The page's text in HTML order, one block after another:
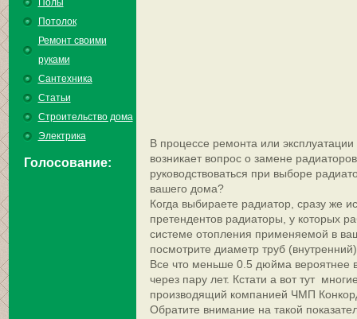
Полы
Потолок
Ремонт своими
руками
Сантехника
Статьи
Строительство дома
Электрика
Голосование:
В процессе ремонта или
возникает вопрос о замене
руководствоваться при выборе
вашего дома?
Когда выбираете радиатор, сразу же
претендентов радиаторы, у которых
системе отопления применяемой в
посмотрите диаметр труб
Все что меньше 0.5 дюйма вероятнее
через пару лет. Кстати а вот тут
производящий компанией ЧМП
Обратите внимание на такой